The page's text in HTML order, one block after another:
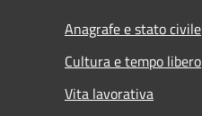
Anagrafe e stato civile
Cultura e tempo libero
Vita lavorativa